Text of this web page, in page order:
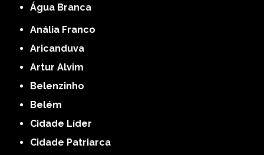
Água Branca
Anália Franco
Aricanduva
Artur Alvim
Belenzinho
Belém
Cidade Líder
Cidade Patriarca